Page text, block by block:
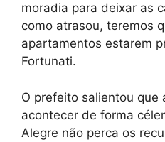
moradia para deixar as
como atrasou, teremos
apartamentos estarem
Fortunati.
O prefeito salientou que
acontecer de forma
Alegre não perca os